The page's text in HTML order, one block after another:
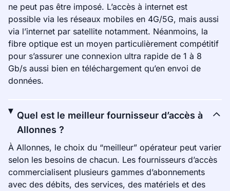
ne peut pas être imposé. L’accès à internet est
possible via les réseaux mobiles en 4G/5G, mais aussi
via l’internet par satellite notamment. Néanmoins, la
fibre optique est un moyen particulièrement compétitif
pour s’assurer une connexion ultra rapide de 1 à 8
Gb/s aussi bien en téléchargement qu’en envoi de
données.
Quel est le meilleur fournisseur d’accès à
Allonnes ?
À Allonnes, le choix du “meilleur” opérateur peut varier
selon les besoins de chacun. Les fournisseurs d’accès
commercialisent plusieurs gammes d’abonnements
avec des débits, des services, des matériels et des